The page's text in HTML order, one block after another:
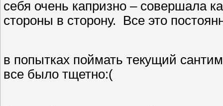
себя очень капризно – совершала
стороны в сторону.
Все это
в попытках поймать текущий
все было тщетно:(